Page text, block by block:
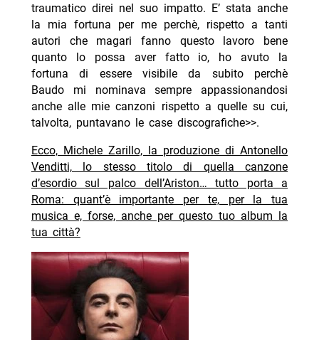
traumatico direi nel suo impatto. E’ stata anche
la mia fortuna per me perchè, rispetto a tanti
autori che magari fanno questo lavoro bene
quanto lo possa aver fatto io, ho avuto la
fortuna di essere visibile da subito perchè
Baudo mi nominava sempre appassionandosi
anche alle mie canzoni rispetto a quelle su cui,
talvolta, puntavano le case discografiche>>.
Ecco, Michele Zarillo, la produzione di Antonello
Venditti, lo stesso titolo di quella canzone
d’esordio sul palco dell’Ariston… tutto porta a
Roma: quant’è importante per te, per la tua
musica e, forse, anche per questo tuo album la
tua città?